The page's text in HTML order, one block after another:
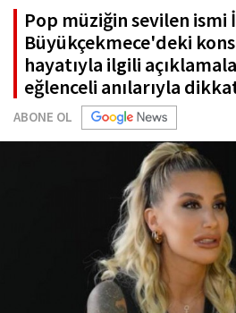
Pop müziğin sevilen ismi
Büyükçekmece'deki
hayatıyla ilgili
eğlenceli anılarıyla
ABONE OL